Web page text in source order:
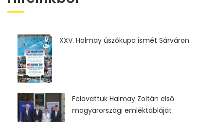
XXV. Halmay úszókupa ismét Sárváron
Felavattuk Halmay Zoltán első
magyarországi emléktábláját